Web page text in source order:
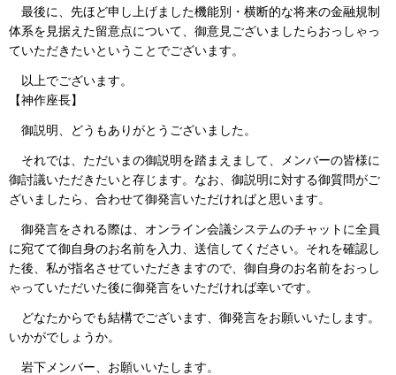
最後に、先ほど申し上げました機能別・横断的な将来の金融規制
体系を見据えた留意点について、御意見ございましたらおっしゃっ
ていただきたいということでございます。
以上でございます。
【神作座長】
御説明、どうもありがとうございました。
それでは、ただいまの御説明を踏まえまして、メンバーの皆様に
御討議いただきたいと存じます。なお、御説明に対する御質問がご
ざいましたら、合わせて御発言いただければと思います。
御発言をされる際は、オンライン会議システムのチャットに全員
に宛てて御自身のお名前を入力、送信してください。それを確認し
た後、私が指名させていただきますので、御自身のお名前をおっし
ゃっていただいた後に御発言をいただければ幸いです。
どなたからでも結構でございます、御発言をお願いいたします。
いかがでしょうか。
岩下メンバー、お願いいたします。